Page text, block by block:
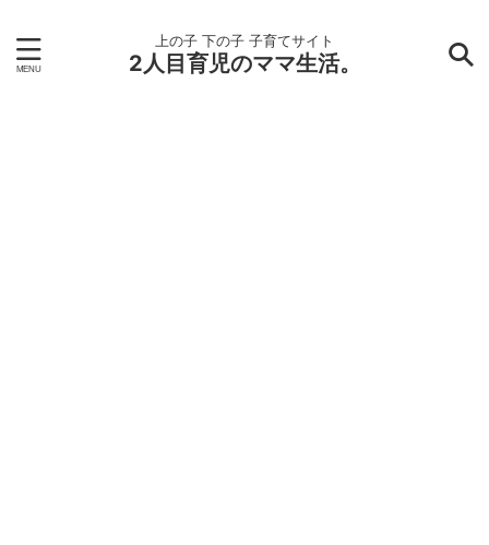
上の子 下の子 子育てサイト
2人目育児のママ生活。